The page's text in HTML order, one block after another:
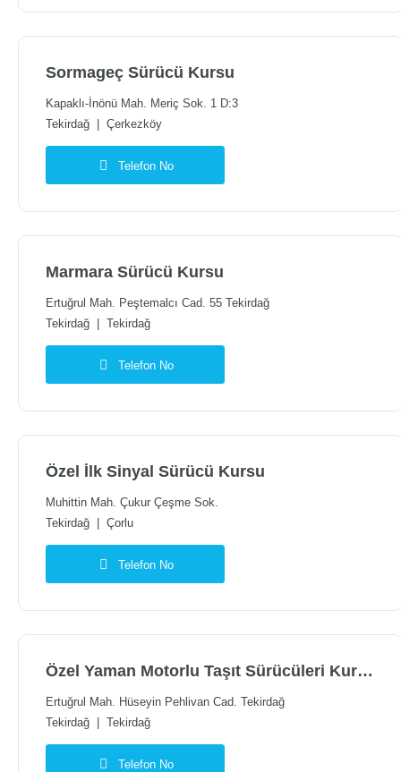
Sormageç Sürücü Kursu
Kapaklı-İnönü Mah. Meriç Sok. 1 D:3
Tekirdağ
Çerkezköy
Telefon No
Marmara Sürücü Kursu
Ertuğrul Mah. Peştemalcı Cad. 55 Tekirdağ
Tekirdağ
Tekirdağ
Telefon No
Özel İlk Sinyal Sürücü Kursu
Muhittin Mah. Çukur Çeşme Sok.
Tekirdağ
Çorlu
Telefon No
Özel Yaman Motorlu Taşıt Sürücüleri Kursu Tekirdağ Şubesi
Ertuğrul Mah. Hüseyin Pehlivan Cad. Tekirdağ
Tekirdağ
Tekirdağ
Telefon No